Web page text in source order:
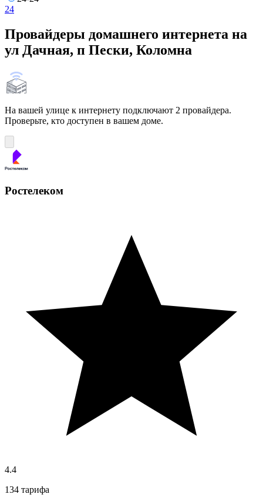
24
Провайдеры домашнего интернета на
ул Дачная, п Пески, Коломна
На вашей улице к интернету подключают 2 провайдера.
Проверьте, кто доступен в вашем доме.
Ростелеком
4.4
134 тарифа